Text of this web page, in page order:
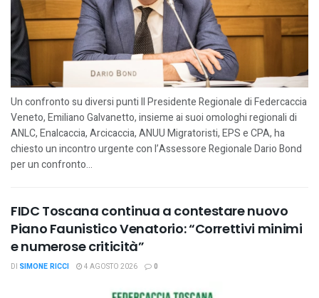
Un confronto su diversi punti Il Presidente Regionale di Federcaccia
Veneto, Emiliano Galvanetto, insieme ai suoi omologhi regionali di
ANLC, Enalcaccia, Arcicaccia, ANUU Migratoristi, EPS e CPA, ha
chiesto un incontro urgente con l’Assessore Regionale Dario Bond
per un confronto...
FIDC Toscana continua a contestare nuovo
Piano Faunistico Venatorio: “Correttivi minimi
e numerose criticità”
DI SIMONE RICCI 4 AGOSTO 2026 0